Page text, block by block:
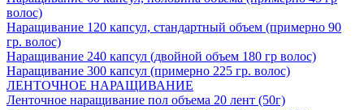
волос)
Наращивание 120 капсул, стандартный объем (примерно 90
гр. волос)
Наращивание 240 капсул (двойной объем 180 гр волос)
Наращивание 300 капсул (примерно 225 гр. волос)
ЛЕНТОЧНОЕ НАРАЩИВАНИЕ
Ленточное наращивание пол объема 20 лент (50г)